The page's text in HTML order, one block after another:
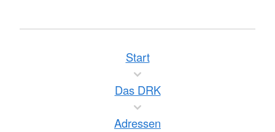
Start
Das DRK
Adressen